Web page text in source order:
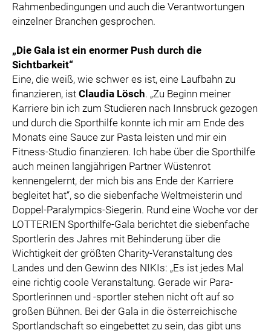
Rahmenbedingungen und auch die Verantwortungen
einzelner Branchen gesprochen.
„Die Gala ist ein enormer Push durch die
Sichtbarkeit“
Eine, die weiß, wie schwer es ist, eine Laufbahn zu
finanzieren, ist Claudia Lösch. „Zu Beginn meiner
Karriere bin ich zum Studieren nach Innsbruck gezogen
und durch die Sporthilfe konnte ich mir am Ende des
Monats eine Sauce zur Pasta leisten und mir ein
Fitness-Studio finanzieren. Ich habe über die Sporthilfe
auch meinen langjährigen Partner Wüstenrot
kennengelernt, der mich bis ans Ende der Karriere
begleitet hat“, so die siebenfache Weltmeisterin und
Doppel-Paralympics-Siegerin. Rund eine Woche vor der
LOTTERIEN Sporthilfe-Gala berichtet die siebenfache
Sportlerin des Jahres mit Behinderung über die
Wichtigkeit der größten Charity-Veranstaltung des
Landes und den Gewinn des NIKIs: „Es ist jedes Mal
eine richtig coole Veranstaltung. Gerade wir Para-
Sportlerinnen und -sportler stehen nicht oft auf so
großen Bühnen. Bei der Gala in die österreichische
Sportlandschaft so eingebettet zu sein, das gibt uns